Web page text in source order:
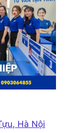
Hà Nội